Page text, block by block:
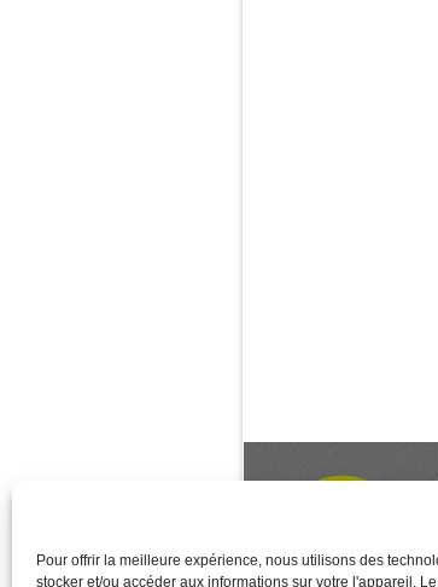
Pour offrir la meilleure expérience, nous utilisons des
stocker et/ou accéder aux informations sur votre l'appareil.